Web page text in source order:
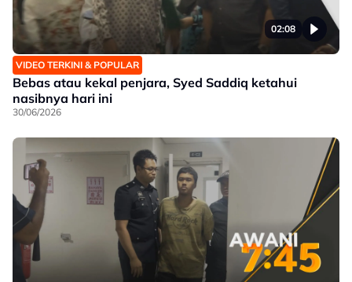
02:08
VIDEO TERKINI & POPULAR
Bebas atau kekal penjara, Syed Saddiq ketahui
nasibnya hari ini
30/06/2026